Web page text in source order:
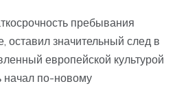
пребывания
оставил значительный след в
европейской культурой
начал по-новому